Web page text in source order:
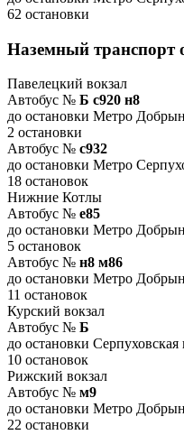
62 остановки
Наземный транспорт
Павелецкий вокзал
Автобус № Б с920 н8
до остановки Метро
2 остановки
Автобус № с932
до остановки Метро
18 остановок
Нижние Котлы
Автобус № е85
до остановки Метро
5 остановок
Автобус № н8 м86
до остановки Метро
11 остановок
Курский вокзал
Автобус № Б
до остановки
10 остановок
Рижский вокзал
Автобус № м9
до остановки Метро
22 остановки